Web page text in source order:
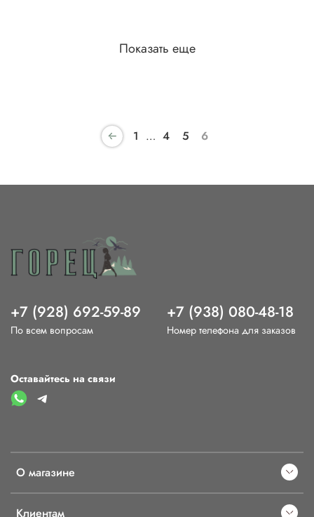
Показать еще
1 … 4 5 6
О магазине
Клиентам
+7 (928) 692-59-89
По всем вопросам
+7 (938) 080-48-18
Номер телефона для заказов
Оставайтесь на связи